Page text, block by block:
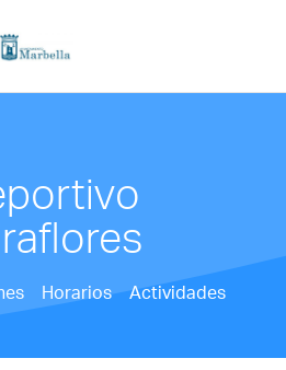
Horarios
Actividades